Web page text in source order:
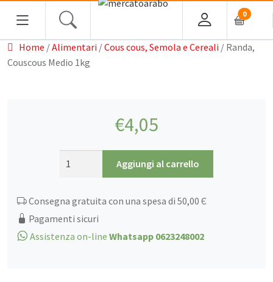
0
Tè, Infusi e Caffè
Condimenti e Conserve
Legumi
Cous cous, Semola e Cereali
Home /Alimentari /Cous cous, Semola e Cereali / Randa,
Couscous Medio 1kg
€4,05
1kg
quantità
Aggiungi al carrello
Consegna gratuita con una spesa di 50,00 Є
Pagamenti sicuri
Assistenza on-line Whatsapp 0623248002